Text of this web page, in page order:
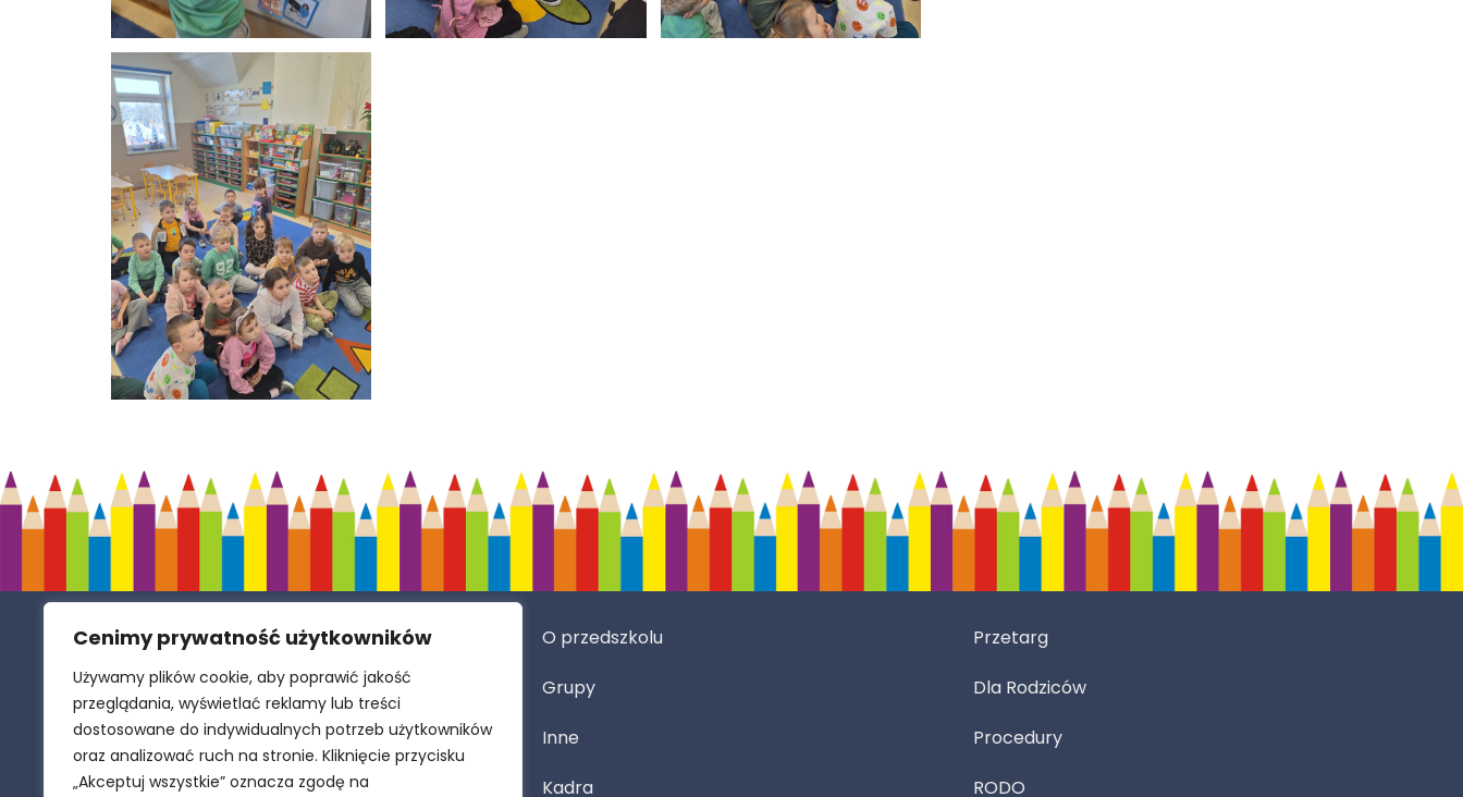
Cenimy prywatność użytkowników
Używamy plików cookie, aby poprawić jakość
przeglądania, wyświetlać reklamy lub treści
dostosowane do indywidualnych potrzeb użytkowników
oraz analizować ruch na stronie. Kliknięcie przycisku
„Akceptuj wszystkie” oznacza zgodę na
Samorządowe Przedszkole w Zespole
Szkolno-Przedszkolnym w Polance
Wielkiej
ul. Długa 14, 32-607 Polanka Wielka
O przedszkolu
Grupy
Inne
Kadra
Przetarg
Dla Rodziców
Procedury
RODO